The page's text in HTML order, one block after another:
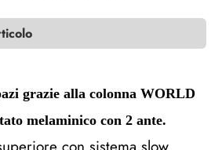
grazie alla colonna WORLD
melaminico con 2 ante.